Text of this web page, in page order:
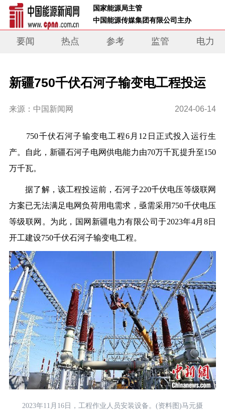
国家能源局主管
中国能源传媒集团有限公司主办
要闻 热点 参考 监管 电力
新疆750千伏石河子输变电工程投运
来源：中国新闻网 2024-06-14
750千伏石河子输变电工程6月12日正式投入运行生
产。自此，新疆石河子电网供电能力由70万千瓦提升至150
万千瓦。
据了解，该工程投运前，石河子220千伏电压等级联网
方案已无法满足电网负荷用电需求，亟需采用750千伏电压
等级联网。为此，国网新疆电力有限公司于2023年4月8日
开工建设750千伏石河子输变电工程。
2023年11月16日，工程作业人员安装设备。(资料图)马元摄